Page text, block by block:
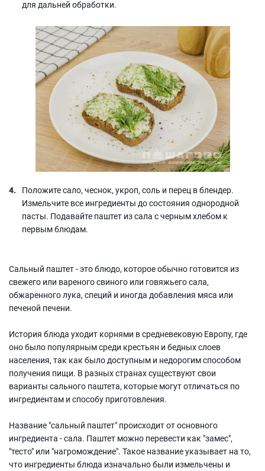
для дальней обработки.
Положите сало, чеснок, укроп, соль и перец в блендер.
Измельчите все ингредиенты до состояния однородной
пасты. Подавайте паштет из сала с черным хлебом к
первым блюдам.
Сальный паштет - это блюдо, которое обычно готовится из
свежего или вареного свиного или говяжьего сала,
обжаренного лука, специй и иногда добавления мяса или
печеной печени.
История блюда уходит корнями в средневековую Европу, где
оно было популярным среди крестьян и бедных слоев
населения, так как было доступным и недорогим способом
получения пищи. В разных странах существуют свои
варианты сального паштета, которые могут отличаться по
ингредиентам и способу приготовления.
Название "сальный паштет" происходит от основного
ингредиента - сала. Паштет можно перевести как "замес",
"тесто" или "нагромождение". Такое название указывает на то,
что ингредиенты блюда изначально были измельчены и